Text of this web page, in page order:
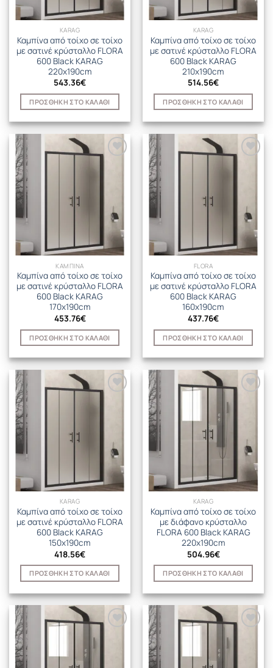
KARAG
Καμπίνα από τοίχο σε τοίχο
με σατινέ κρύσταλλο FLORA
600 Black KARAG
220x190cm
543.36€
ΠΡΟΣΘΉΚΗ ΣΤΟ ΚΑΛΆΘΙ
KARAG
Καμπίνα από τοίχο σε τοίχο
με σατινέ κρύσταλλο FLORA
600 Black KARAG
210x190cm
514.56€
ΠΡΟΣΘΉΚΗ ΣΤΟ ΚΑΛΆΘΙ
ΚΑΜΠΙΝΑ
Καμπίνα από τοίχο σε τοίχο
με σατινέ κρύσταλλο FLORA
600 Black KARAG
170x190cm
453.76€
ΠΡΟΣΘΉΚΗ ΣΤΟ ΚΑΛΆΘΙ
FLORA
Καμπίνα από τοίχο σε τοίχο
με σατινέ κρύσταλλο FLORA
600 Black KARAG
160x190cm
437.76€
ΠΡΟΣΘΉΚΗ ΣΤΟ ΚΑΛΆΘΙ
KARAG
Καμπίνα από τοίχο σε τοίχο
με σατινέ κρύσταλλο FLORA
600 Black KARAG
150x190cm
418.56€
ΠΡΟΣΘΉΚΗ ΣΤΟ ΚΑΛΆΘΙ
KARAG
Καμπίνα από τοίχο σε τοίχο
με διάφανο κρύσταλλο
FLORA 600 Black KARAG
220x190cm
504.96€
ΠΡΟΣΘΉΚΗ ΣΤΟ ΚΑΛΆΘΙ